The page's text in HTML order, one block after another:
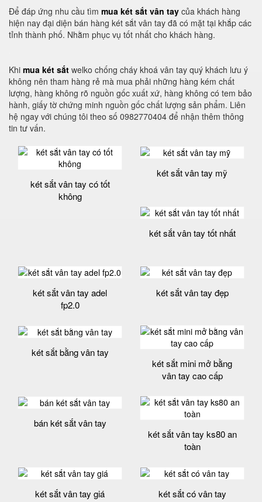
Để đáp ứng nhu cầu tìm mua két sắt vân tay của khách hàng
hiện nay đại diện bán hàng két sắt vân tay đã có mặt tại khắp các
tỉnh thành phố. Nhằm phục vụ tốt nhất cho khách hàng.
Khi mua két sắt welko chống cháy khoá vân tay quý khách lưu ý
không nên tham hàng rẻ mà mua phải những hàng kém chất
lượng, hàng không rõ nguồn gốc xuất xứ, hàng không có tem bảo
hành, giấy tờ chứng minh nguồn gốc chất lượng sản phẩm. Liên
hệ ngay với chúng tôi theo số 0982770404 để nhận thêm thông
tin tư vấn.
két sắt vân tay có tốt
không
két sắt vân tay mỹ
két sắt vân tay tốt nhất
két sắt vân tay adel
fp2.0
két sắt vân tay đẹp
két sắt bằng vân tay
két sắt mini mở bằng
vân tay cao cấp
bán két sắt vân tay
két sắt vân tay ks80 an
toàn
két sắt vân tay giá két sắt có vân tay